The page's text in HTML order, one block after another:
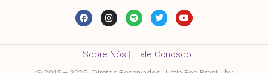
Sobre Nós Fale Conosco